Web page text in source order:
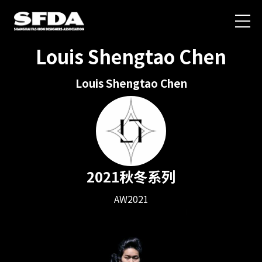
Louis Shengtao Chen
Louis Shengtao Chen
2021秋冬系列
AW2021